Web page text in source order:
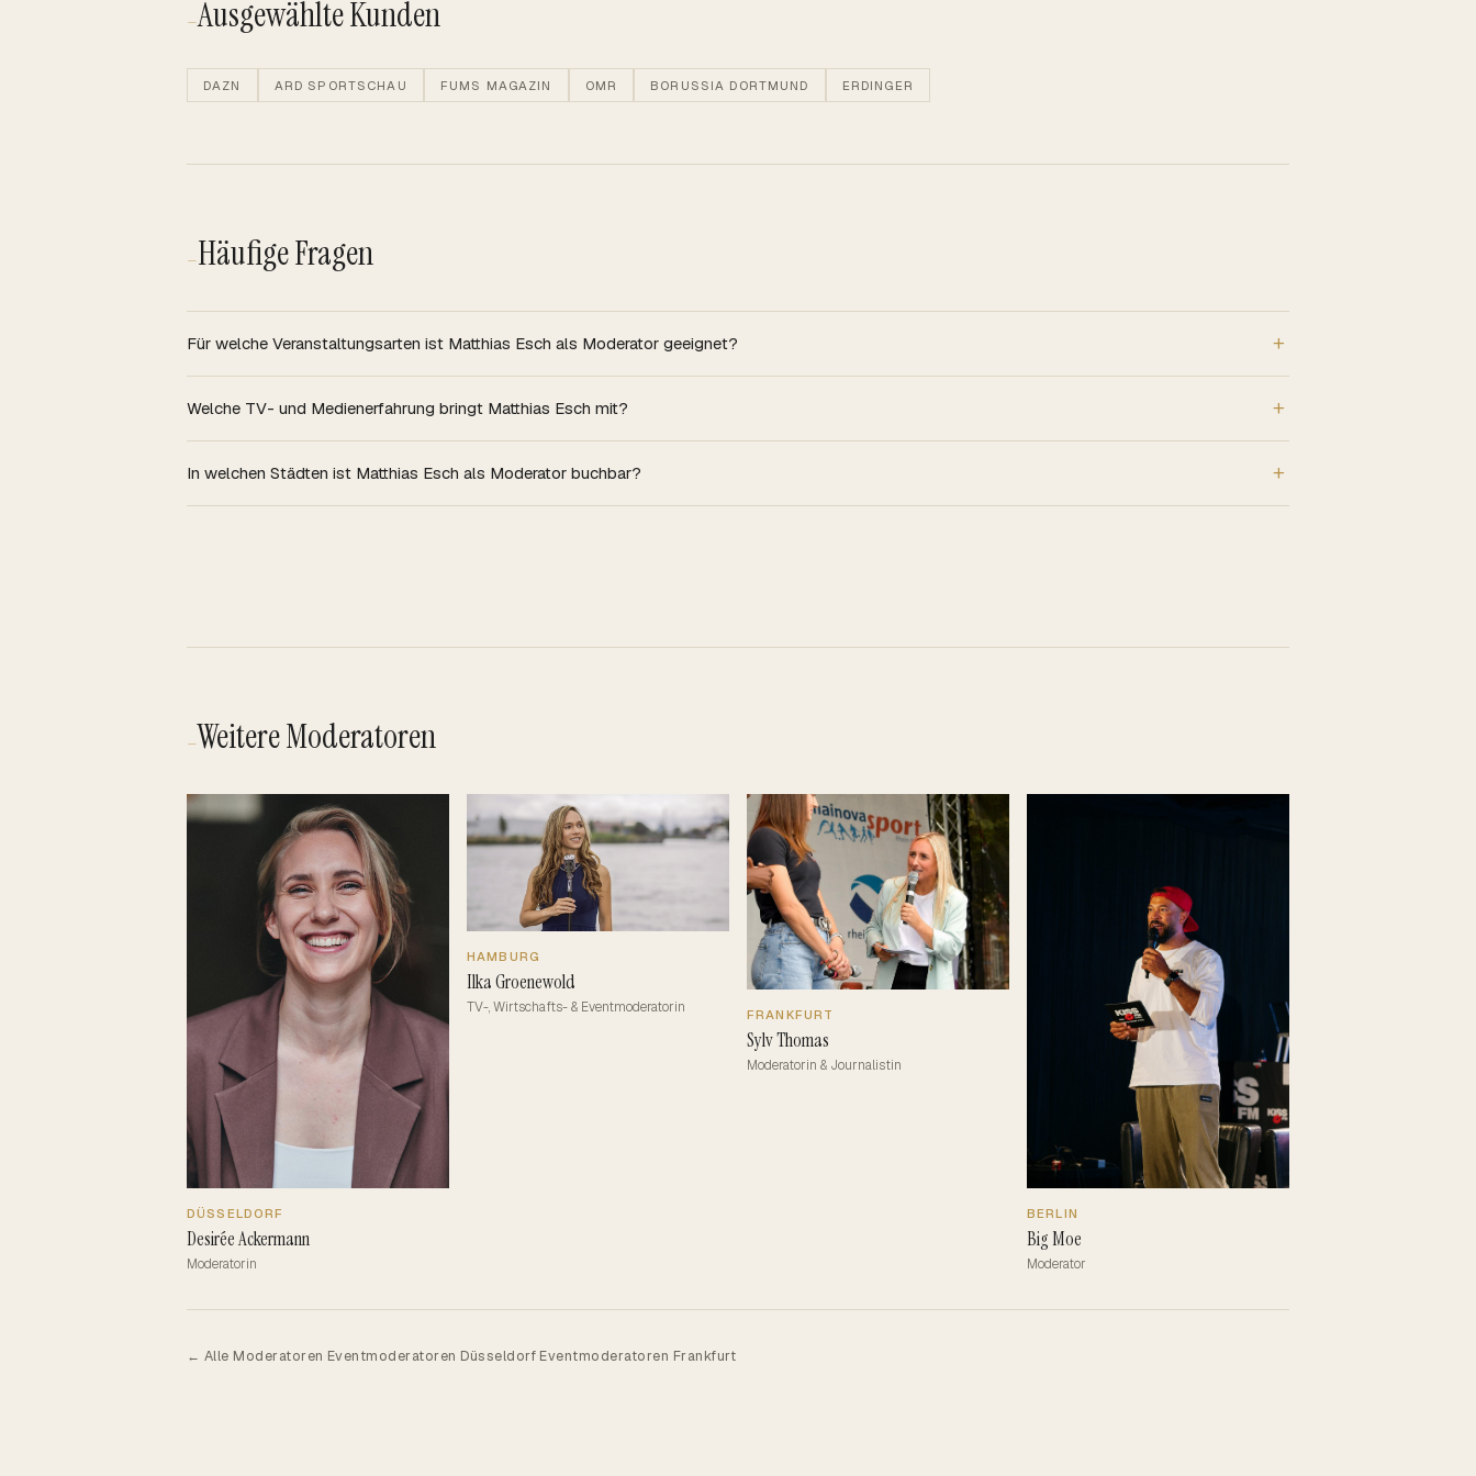
—Ausgewählte Kunden
DAZN ARD SPORTSCHAU FUMS MAGAZIN OMR BORUSSIA DORTMUND ERDINGER
—Häufige Fragen
Für welche Veranstaltungsarten ist Matthias Esch als Moderator geeignet?
Welche TV- und Medienerfahrung bringt Matthias Esch mit?
In welchen Städten ist Matthias Esch als Moderator buchbar?
—Weitere Moderatoren
DÜSSELDORF
Desirée Ackermann
Moderatorin
HAMBURG
Ilka Groenewold
TV-, Wirtschafts- & Eventmoderatorin FRANKFURT
Sylv Thomas
Moderatorin & Journalistin
BERLIN
Big Moe
Moderator
← Alle Moderatoren·Eventmoderatoren Düsseldorf·Eventmoderatoren Frankfurt